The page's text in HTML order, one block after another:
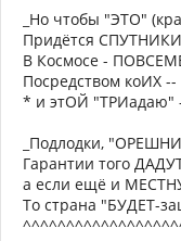
_Но чтобы "ЭТО"
Придётся СПУТНИКИ
В Космосе -
Посредством коИХ
* и этОЙ "ТРИадаю"
_Подлодки,
Гарантии того
а если ещё и
То страна "БУДЕТ-